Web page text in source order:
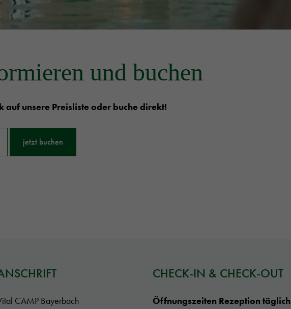
und buchen
auf unsere Preisliste oder buche direkt!
jetzt buchen
CAMP Bayerbach
CHECK-IN & CHECK-OUT
Öffnungszeiten Rezeption täglich